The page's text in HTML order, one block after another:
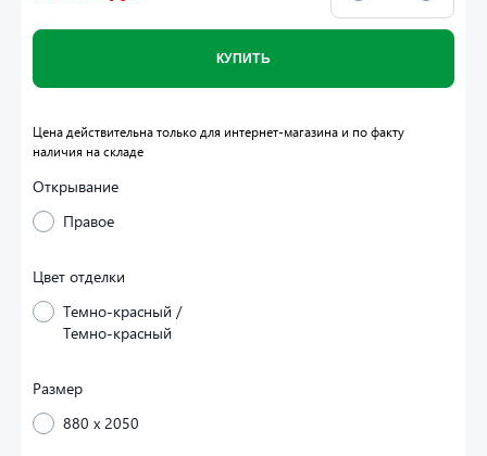
КУПИТЬ
Открывание
Правое
Цвет отделки
Темно-красный /
Темно-красный
Размер
880 x 2050
Цена действительна только для интернет-магазина и по факту
наличия на складе